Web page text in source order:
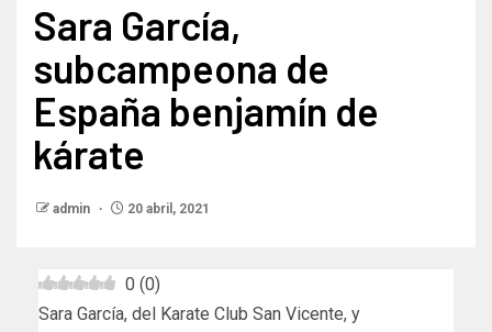
Sara García,
subcampeona de
España benjamín de
kárate
admin 20 abril, 2021
0 (0)
Sara García, del Karate Club San Vicente, y